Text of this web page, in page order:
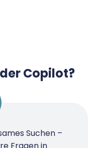
Copilot?
Suchen –